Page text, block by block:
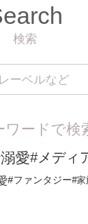
検索
ワードで検
愛#メディ
#ファンタジー#家